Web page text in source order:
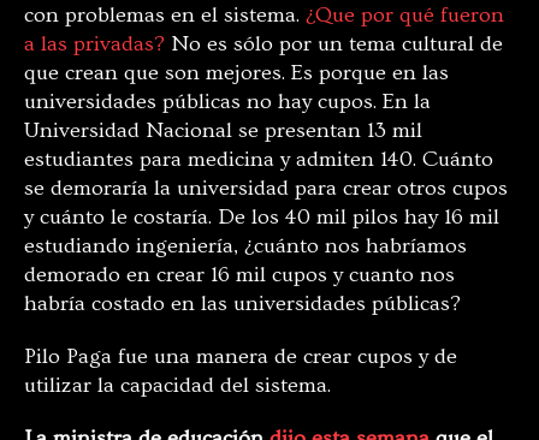
con problemas en el sistema. ¿Que por qué fueron
a las privadas? No es sólo por un tema cultural de
que crean que son mejores. Es porque en las
universidades públicas no hay cupos. En la
Universidad Nacional se presentan 13 mil
estudiantes para medicina y admiten 140. Cuánto
se demoraría la universidad para crear otros cupos
y cuánto le costaría. De los 40 mil pilos hay 16 mil
estudiando ingeniería, ¿cuánto nos habríamos
demorado en crear 16 mil cupos y cuanto nos
habría costado en las universidades públicas?
Pilo Paga fue una manera de crear cupos y de
utilizar la capacidad del sistema.